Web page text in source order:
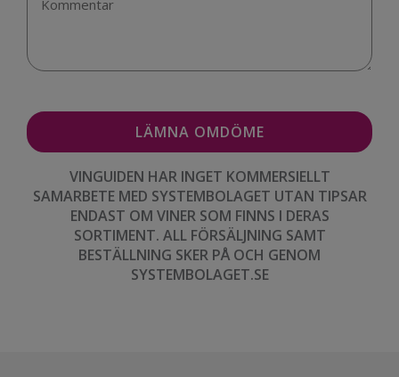
VINGUIDEN HAR INGET KOMMERSIELLT
SAMARBETE MED SYSTEMBOLAGET UTAN TIPSAR
ENDAST OM VINER SOM FINNS I DERAS
SORTIMENT. ALL FÖRSÄLJNING SAMT
BESTÄLLNING SKER PÅ OCH GENOM
SYSTEMBOLAGET.SE